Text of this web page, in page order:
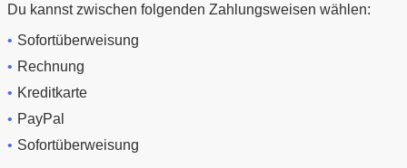
Du kannst zwischen folgenden Zahlungsweisen wählen:
Sofortüberweisung
Rechnung
Kreditkarte
PayPal
Sofortüberweisung